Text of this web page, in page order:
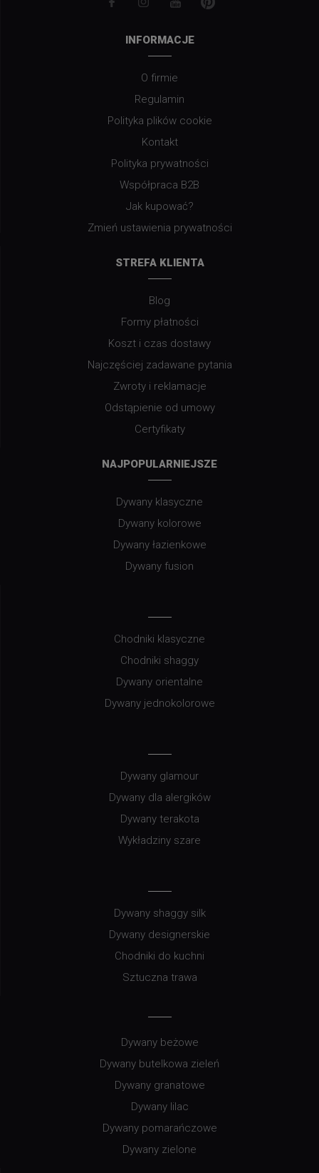
INFORMACJE
O firmie
Regulamin
Polityka plików cookie
Kontakt
Polityka prywatności
Współpraca B2B
Jak kupować?
Zmień ustawienia prywatności
STREFA KLIENTA
Blog
Formy płatności
Koszt i czas dostawy
Najczęściej zadawane pytania
Zwroty i reklamacje
Odstąpienie od umowy
Certyfikaty
NAJPOPULARNIEJSZE
Dywany klasyczne
Dywany kolorowe
Dywany łazienkowe
Dywany fusion
Chodniki klasyczne
Chodniki shaggy
Dywany orientalne
Dywany jednokolorowe
Dywany glamour
Dywany dla alergików
Dywany terakota
Wykładziny szare
Dywany shaggy silk
Dywany designerskie
Chodniki do kuchni
Sztuczna trawa
Dywany beżowe
Dywany butelkowa zieleń
Dywany granatowe
Dywany lilac
Dywany pomarańczowe
Dywany zielone